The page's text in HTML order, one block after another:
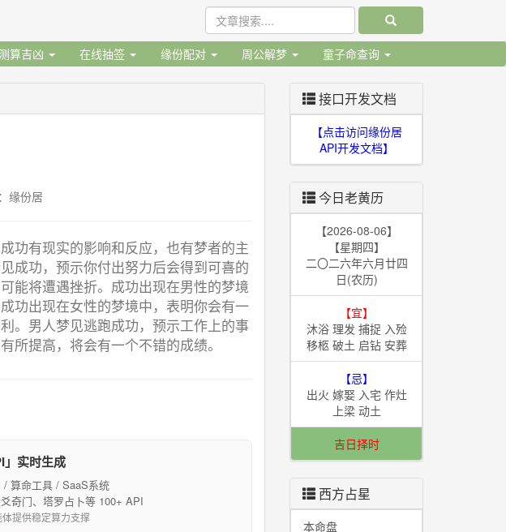
测算吉凶 在线抽签 缘份配对 周公解梦 童子命查询
缘份居
功有现实的影响和反应，也有梦者的主
成功，预示你付出努力后会得到可喜的
能将遭遇挫折。成功出现在男性的梦境
功出现在女性的梦境中，表明你会有一
。男人梦见逃跑成功，预示工作上的事
所提高，将会有一个不错的成绩。
」实时生成
算命工具 / SaaS系统
奇门、塔罗占卜等 100+ API
提供稳定算力支撑
接口开发文档
【点击访问缘份居
API开发文档】
今日老黄历
【2026-08-06】
【星期四】
二〇二六年六月廿四
日(农历)
【宜】
沐浴 理发 捕捉 入殓
移柩 破土 启钻 安葬
【忌】
出火 嫁娶 入宅 作灶
上梁 动土
吉日择时
西方占星
本命盘